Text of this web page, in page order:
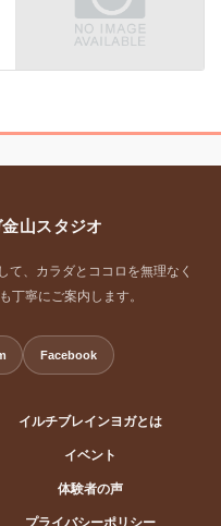
山スタジオ
て、カラダとココロを無理なく
丁寧にご案内します。
Facebook
イルチブレインヨガとは
イベント
体験者の声
プライバシーポリシー